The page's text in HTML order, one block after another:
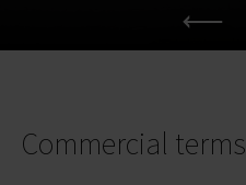
Commercial terms